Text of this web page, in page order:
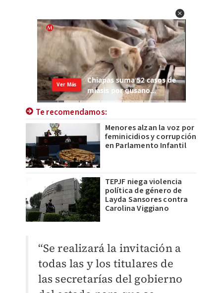
Te recomendamos:
Menores alzan la voz por
feminicidios y corrupción
en Parlamento Infantil
TEPJF niega violencia
política de género de
Layda Sansores contra
Carolina Viggiano
“Se realizará la invitación a
todas las y los titulares de
las secretarías del gobierno